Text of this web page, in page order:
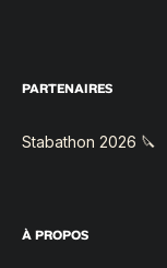
PARTENAIRES
Stabathon 2026 🔪
À PROPOS